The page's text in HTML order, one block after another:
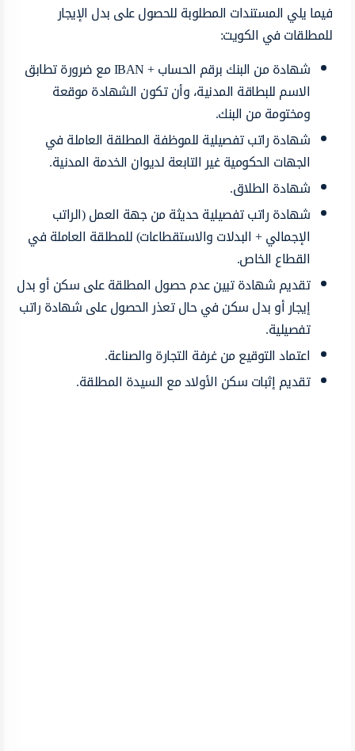
فيما يلي المستندات المطلوبة للحصول على بدل الإيجار
للمطلقات في الكويت:
شهادة من البنك برقم الحساب + IBAN مع ضرورة تطابق
الاسم للبطاقة المدنية، وأن تكون الشهادة موقعة
ومختومة من البنك.
شهادة راتب تفصيلية للموظفة المطلقة العاملة في
الجهات الحكومية غير التابعة لديوان الخدمة المدنية.
شهادة الطلاق.
شهادة راتب تفصيلية حديثة من جهة العمل (الراتب
الإجمالي + البدلات والاستقطاعات) للمطلقة العاملة في
القطاع الخاص.
تقديم شهادة تبين عدم حصول المطلقة على سكن أو بدل
إيجار أو بدل سكن في حال تعذر الحصول على شهادة راتب
تفصيلية.
اعتماد التوقيع من غرفة التجارة والصناعة.
تقديم إثبات سكن الأولاد مع السيدة المطلقة.